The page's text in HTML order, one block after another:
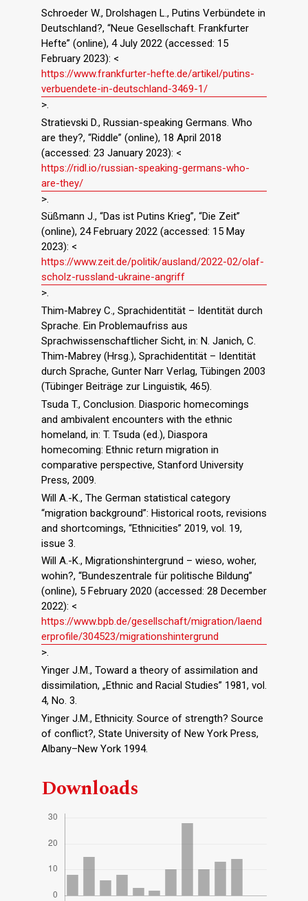
Schroeder W., Drolshagen L., Putins Verbündete in
Deutschland?, “Neue Gesellschaft. Frankfurter
Hefte” (online), 4 July 2022 (accessed: 15
February 2023): <
https://www.frankfurter-hefte.de/artikel/putins-
verbuendete-in-deutschland-3469-1/
>.
Stratievski D., Russian-speaking Germans. Who
are they?, “Riddle” (online), 18 April 2018
(accessed: 23 January 2023): <
https://ridl.io/russian-speaking-germans-who-
are-they/
>.
Süßmann J., “Das ist Putins Krieg”, “Die Zeit”
(online), 24 February 2022 (accessed: 15 May
2023): <
https://www.zeit.de/politik/ausland/2022-02/olaf-
scholz-russland-ukraine-angriff
>.
Thim-Mabrey C., Sprachidentität – Identität durch
Sprache. Ein Problemaufriss aus
Sprachwissenschaftlicher Sicht, in: N. Janich, C.
Thim-Mabrey (Hrsg.), Sprachidentität – Identität
durch Sprache, Gunter Narr Verlag, Tübingen 2003
(Tübinger Beiträge zur Linguistik, 465).
Tsuda T., Conclusion. Diasporic homecomings
and ambivalent encounters with the ethnic
homeland, in: T. Tsuda (ed.), Diaspora
homecoming: Ethnic return migration in
comparative perspective, Stanford University
Press, 2009.
Will A.-K., The German statistical category
“migration background”: Historical roots, revisions
and shortcomings, “Ethnicities” 2019, vol. 19,
issue 3.
Will A.-K., Migrationshintergrund – wieso, woher,
wohin?, “Bundeszentrale für politische Bildung”
(online), 5 February 2020 (accessed: 28 December
2022): <
https://www.bpb.de/gesellschaft/migration/laend
erprofile/304523/migrationshintergrund
>.
Yinger J.M., Toward a theory of assimilation and
dissimilation, „Ethnic and Racial Studies” 1981, vol.
4, No. 3.
Yinger J.M., Ethnicity. Source of strength? Source
of conflict?, State University of New York Press,
Albany–New York 1994.
Downloads